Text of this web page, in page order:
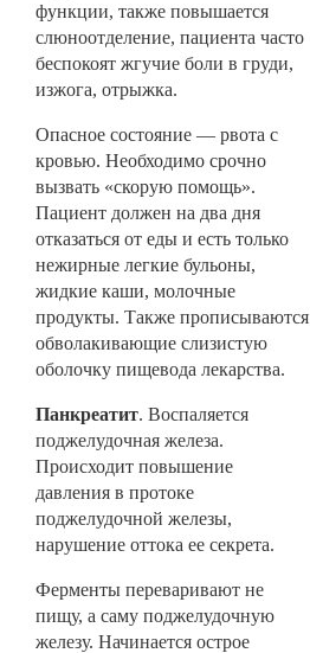
функции, также повышается
слюноотделение, пациента часто
беспокоят жгучие боли в груди,
изжога, отрыжка.
Опасное состояние — рвота с
кровью. Необходимо срочно
вызвать «скорую помощь».
Пациент должен на два дня
отказаться от еды и есть только
нежирные легкие бульоны,
жидкие каши, молочные
продукты. Также прописываются
обволакивающие слизистую
оболочку пищевода лекарства.
Панкреатит. Воспаляется
поджелудочная железа.
Происходит повышение
давления в протоке
поджелудочной железы,
нарушение оттока ее секрета.
Ферменты переваривают не
пищу, а саму поджелудочную
железу. Начинается острое